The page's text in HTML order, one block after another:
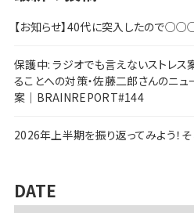
【お知らせ】40代に突入したので
保護中: ラジオでも言えないストレ
ることへの対策・佐藤二郎さんのニ
案｜BRAINREPORT#144
2026年上半期を振り返ってみよう！
DATE